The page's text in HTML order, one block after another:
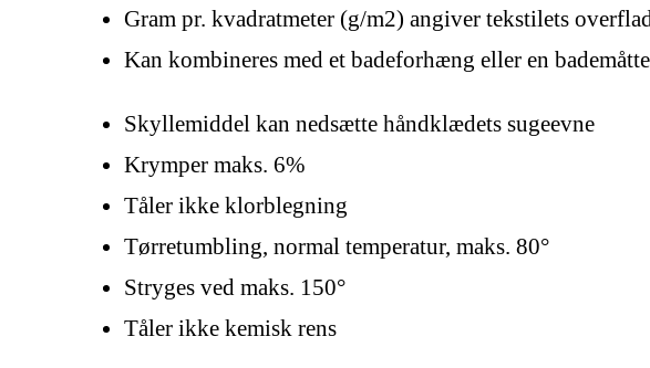
Gram pr. kvadratmeter (g/m2) angiver tekstilets
Kan kombineres med et badeforhæng eller en
Skyllemiddel kan nedsætte håndklædets sugeevne
Krymper maks. 6%
Tåler ikke klorblegning
Tørretumbling, normal temperatur, maks. 80°
Stryges ved maks. 150°
Tåler ikke kemisk rens